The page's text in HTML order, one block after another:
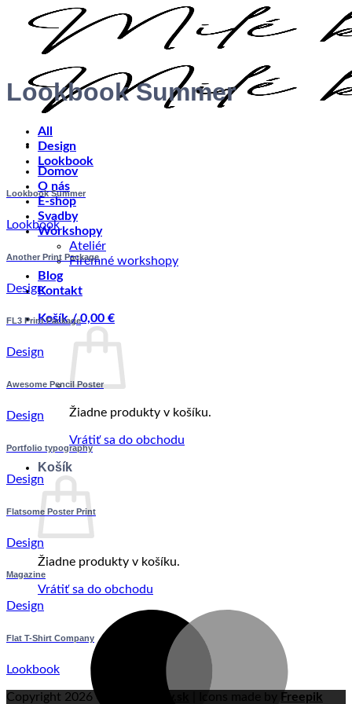
content
Domov
O nás
E-shop
Svadby
Workshopy
Ateliér
Firemné workshopy
Blog
Kontakt
Košík /0,00 €
Žiadne produkty v košíku.
Vrátiť sa do obchodu
Košík
Žiadne produkty v košíku.
Vrátiť sa do obchodu
Lookbook Summer
All
Design
Lookbook
Lookbook Summer
Lookbook
Another Print Package
Design
FL3 Print Package
Design
Awesome Pencil Poster
Design
Portfolio typography
Design
Flatsome Poster Print
Design
Magazine
Design
Flat T-Shirt Company
Lookbook
Copyright 2026 © | Icons made by Freepik